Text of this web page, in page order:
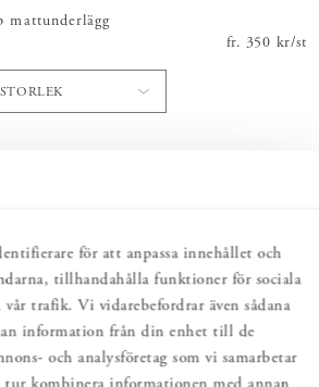
för att anpassa innehållet och
tillhandahålla funktioner för sociala
vår trafik. Vi vidarebefordrar även sådana
information från din enhet till de
och analysföretag som vi samarbetar
mattunderlägg
fr. Pris :350
350 kr/st
Lägg i varukorgen